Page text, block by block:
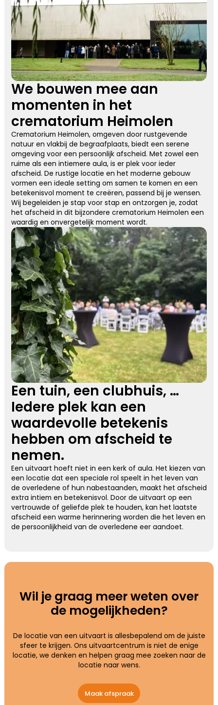
We bouwen mee aan
momenten in het
crematorium Heimolen
Crematorium Heimolen, omgeven door rustgevende
natuur en vlakbij de begraafplaats, biedt een serene
omgeving voor een persoonlijk afscheid. Met zowel een
ruime als een intiemere aula, is er plek voor ieder
afscheid. De rustige locatie en het moderne gebouw
vormen een ideale setting om samen te komen en een
betekenisvol moment te creëren, passend bij je wensen.
Wij begeleiden je stap voor stap en ontzorgen je, zodat
het afscheid in dit bijzondere crematorium Heimolen een
waardig en onvergetelijk moment wordt.
Een tuin, een clubhuis, …
Iedere plek kan een
waardevolle betekenis
hebben om afscheid te
nemen.
Een uitvaart hoeft niet in een kerk of aula. Het kiezen van
een locatie dat een speciale rol speelt in het leven van
de overledene of hun nabestaanden, maakt het afscheid
extra intiem en betekenisvol. Door de uitvaart op een
vertrouwde of geliefde plek te houden, kan het laatste
afscheid een warme herinnering worden die het leven en
de persoonlijkheid van de overledene eer aandoet.
Wil je graag meer weten over
de mogelijk­heden?
De locatie van een uitvaart is allesbepalend om de juiste
sfeer te krijgen. Ons uitvaartcentrum is niet de enige
locatie, we denken en helpen graag mee zoeken naar de
locatie naar wens.
Maak afspraak